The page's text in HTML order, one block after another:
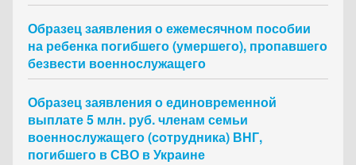
Образец заявления о ежемесячном пособии
на ребенка погибшего (умершего), пропавшего
безвести военнослужащего
Образец заявления о единовременной
выплате 5 млн. руб. членам семьи
военнослужащего (сотрудника) ВНГ,
погибшего в СВО в Украине